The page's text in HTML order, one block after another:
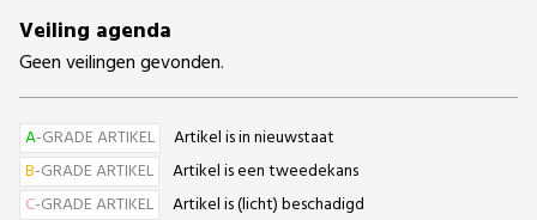
Veiling agenda
Geen veilingen gevonden.
A-GRADE ARTIKEL
Artikel is in nieuwstaat
B-GRADE ARTIKEL
Artikel is een tweedekans
C-GRADE ARTIKEL
Artikel is (licht) beschadigd